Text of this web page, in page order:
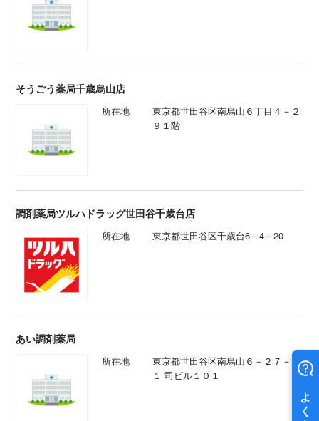
そうごう薬局千歳烏山店
所在地
東京都世田谷区南烏山６丁目４－２
９１階
調剤薬局ツルハドラッグ世田谷千歳台店
所在地 東京都世田谷区千歳台6－4－20
あい調剤薬局
所在地
東京都世田谷区南烏山６－２７－１
１ 司ビル１０１